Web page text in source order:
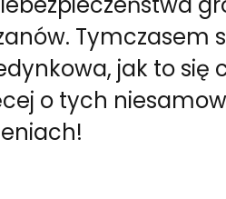
Tymczasem
jak to się
o tych